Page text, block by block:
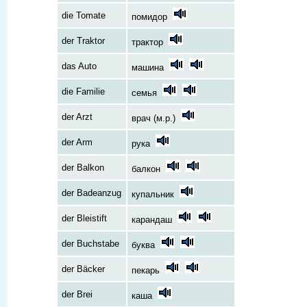
die Tomate помидор
der Traktor трактор
das Auto машина
die Familie семья
der Arzt врач (м.р.)
der Arm рука
der Balkon балкон
der Badeanzug купальник
der Bleistift карандаш
der Buchstabe буква
der Bäcker пекарь
der Brei каша